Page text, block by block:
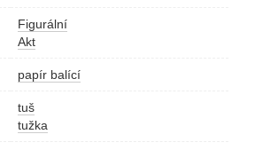
Figurální
Akt
papír balící
tuš
tužka